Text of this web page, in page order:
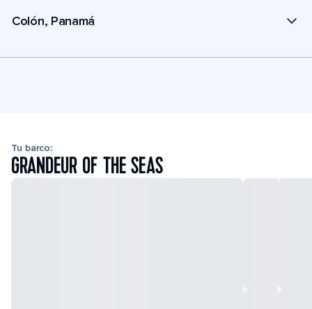
Colón, Panamá
Tu barco:
GRANDEUR OF THE SEAS